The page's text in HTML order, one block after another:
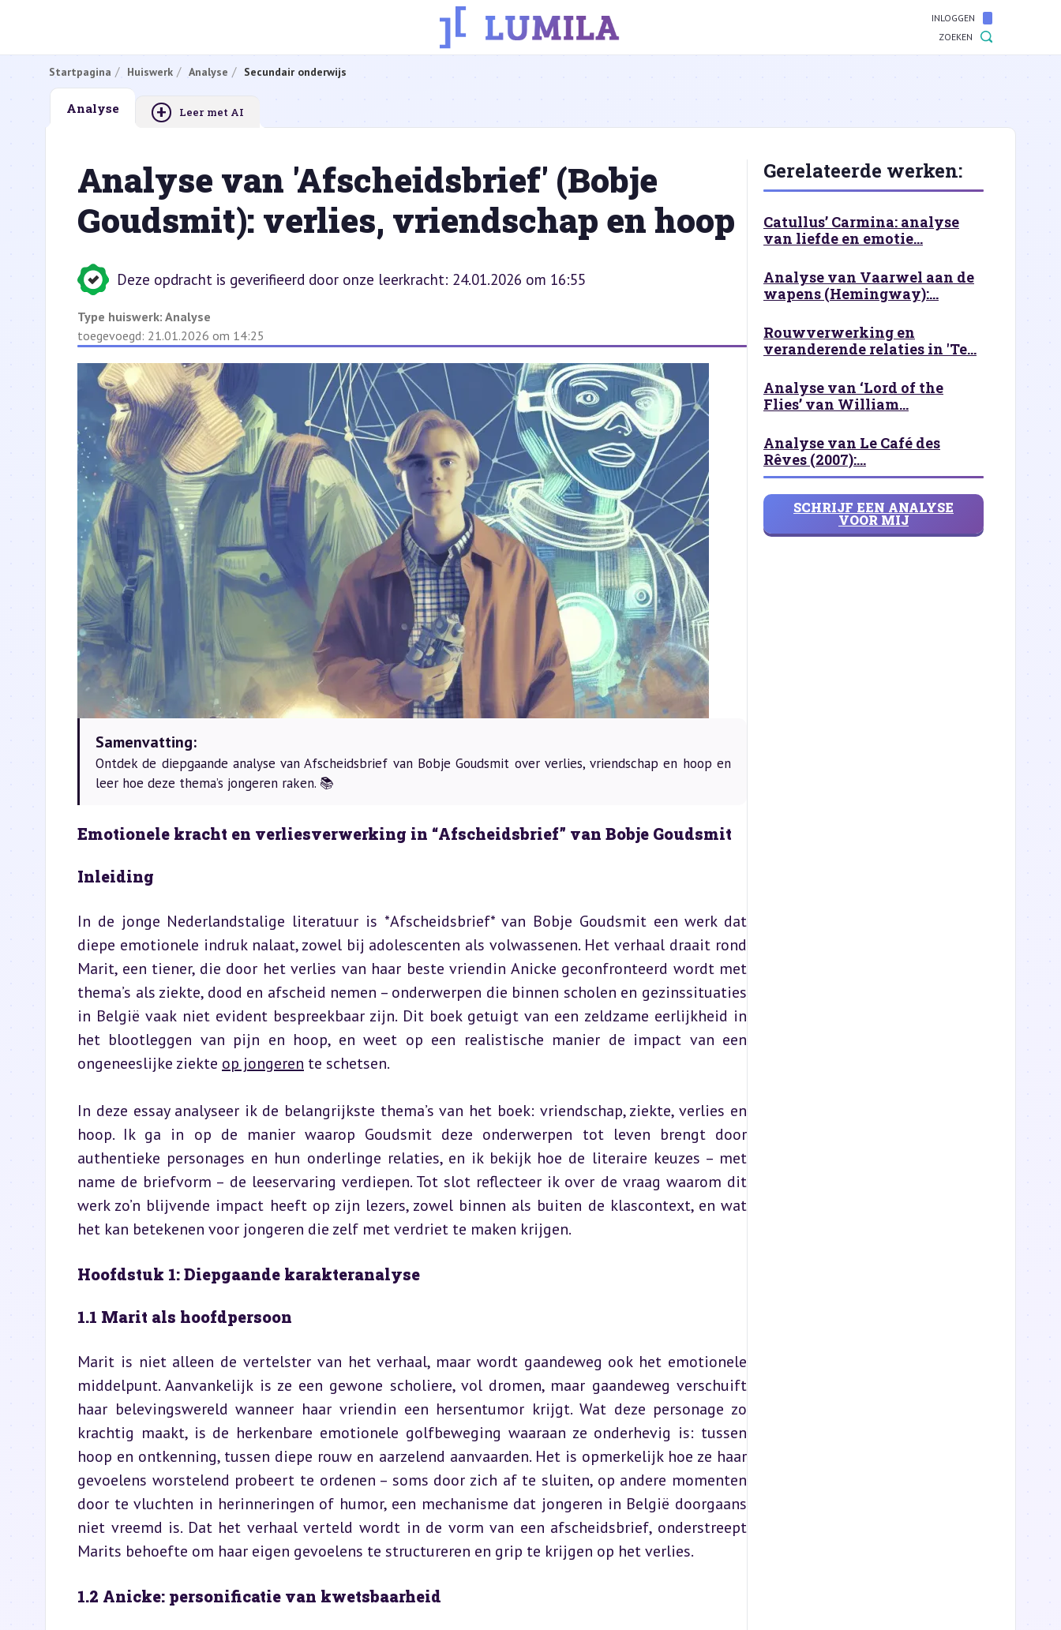
INLOGGEN
ZOEKEN
Startpagina Huiswerk Analyse Secundair onderwijs
Analyse + Leer met AI
Analyse van 'Afscheidsbrief' (Bobje
Goudsmit): verlies, vriendschap en hoop
Deze opdracht is geverifieerd door onze leerkracht: 24.01.2026 om 16:55
Type huiswerk: Analyse
toegevoegd: 21.01.2026 om 14:25
Samenvatting:
Ontdek de diepgaande analyse van Afscheidsbrief van Bobje Goudsmit over verlies, vriendschap en hoop en
leer hoe deze thema’s jongeren raken. 📚
Emotionele kracht en verliesverwerking in “Afscheidsbrief” van Bobje Goudsmit
Inleiding
In de jonge Nederlandstalige literatuur is *Afscheidsbrief* van Bobje Goudsmit een werk dat
diepe emotionele indruk nalaat, zowel bij adolescenten als volwassenen. Het verhaal draait rond
Marit, een tiener, die door het verlies van haar beste vriendin Anicke geconfronteerd wordt met
thema’s als ziekte, dood en afscheid nemen – onderwerpen die binnen scholen en gezinssituaties
in België vaak niet evident bespreekbaar zijn. Dit boek getuigt van een zeldzame eerlijkheid in
het blootleggen van pijn en hoop, en weet op een realistische manier de impact van een
ongeneeslijke ziekte op jongeren te schetsen.
In deze essay analyseer ik de belangrijkste thema’s van het boek: vriendschap, ziekte, verlies en
hoop. Ik ga in op de manier waarop Goudsmit deze onderwerpen tot leven brengt door
authentieke personages en hun onderlinge relaties, en ik bekijk hoe de literaire keuzes – met
name de briefvorm – de leeservaring verdiepen. Tot slot reflecteer ik over de vraag waarom dit
werk zo’n blijvende impact heeft op zijn lezers, zowel binnen als buiten de klascontext, en wat
het kan betekenen voor jongeren die zelf met verdriet te maken krijgen.
Hoofdstuk 1: Diepgaande karakteranalyse
1.1 Marit als hoofdpersoon
Marit is niet alleen de vertelster van het verhaal, maar wordt gaandeweg ook het emotionele
middelpunt. Aanvankelijk is ze een gewone scholiere, vol dromen, maar gaandeweg verschuift
haar belevingswereld wanneer haar vriendin een hersentumor krijgt. Wat deze personage zo
krachtig maakt, is de herkenbare emotionele golfbeweging waaraan ze onderhevig is: tussen
hoop en ontkenning, tussen diepe rouw en aarzelend aanvaarden. Het is opmerkelijk hoe ze haar
gevoelens worstelend probeert te ordenen – soms door zich af te sluiten, op andere momenten
door te vluchten in herinneringen of humor, een mechanisme dat jongeren in België doorgaans
niet vreemd is. Dat het verhaal verteld wordt in de vorm van een afscheidsbrief, onderstreept
Marits behoefte om haar eigen gevoelens te structureren en grip te krijgen op het verlies.
1.2 Anicke: personificatie van kwetsbaarheid
Gerelateerde werken:
Catullus’ Carmina: analyse
van liefde en emotie...
Analyse van Vaarwel aan de
wapens (Hemingway):...
Rouwverwerking en
veranderende relaties in 'Te...
Analyse van ‘Lord of the
Flies’ van William...
Analyse van Le Café des
Rêves (2007):...
SCHRIJF EEN ANALYSE
VOOR MIJ